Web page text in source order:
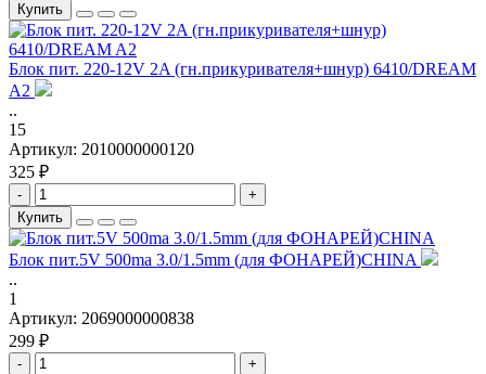
Купить
Блок пит. 220-12V 2A (гн.прикуривателя+шнур) 6410/DREAM
A2
..
15
Артикул: 2010000000120
325 ₽
-
+
Купить
Блок пит.5V 500ma 3.0/1.5mm (для ФОНАРЕЙ)CHINA
..
1
Артикул: 2069000000838
299 ₽
-
+